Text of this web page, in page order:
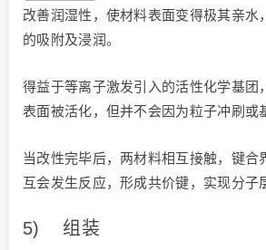
改善润湿性，使材料表面变得极其亲水
的吸附及浸润。
得益于等离子激发引入的活性化学基团
表面被活化，但并不会因为粒子冲刷或
当改性完毕后，两材料相互接触，键合
互会发生反应，形成共价键，实现分子
5) 组装